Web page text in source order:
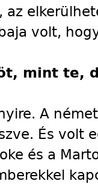
az
volt,
mint te,
A
És volt
és a